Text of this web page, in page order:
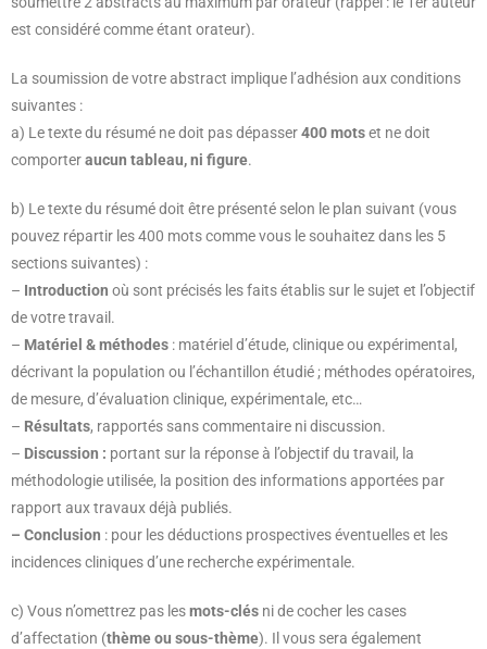
est considéré comme étant orateur).
La soumission de votre abstract implique l’adhésion aux conditions
suivantes :
a) Le texte du résumé ne doit pas dépasser400 motset ne doit
comporteraucun tableau, ni figure.
b) Le texte du résumé doit être présenté selon le plan suivant (vous
pouvez répartir les 400 mots comme vous le souhaitez dans les 5
sections suivantes) :
– Introduction où sont précisés les faits établis sur le sujet et l’objectif
de votre travail.
– Matériel & méthodes : matériel d’étude, clinique ou expérimental,
décrivant la population ou l’échantillon étudié ; méthodes opératoires,
de mesure, d’évaluation clinique, expérimentale, etc…
– Résultats, rapportés sans commentaire ni discussion.
– Discussion : portant sur la réponse à l’objectif du travail, la
méthodologie utilisée, la position des informations apportées par
rapport aux travaux déjà publiés.
– Conclusion : pour les déductions prospectives éventuelles et les
incidences cliniques d’une recherche expérimentale.
c) Vous n’omettrez pas lesmots-clés ni de cocher les cases
d’affectation (thème ou sous-thème). Il vous sera également